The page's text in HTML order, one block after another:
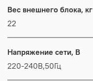
Вес внешнего блока, кг
22
Напряжение сети, В
220-240В,50Гц